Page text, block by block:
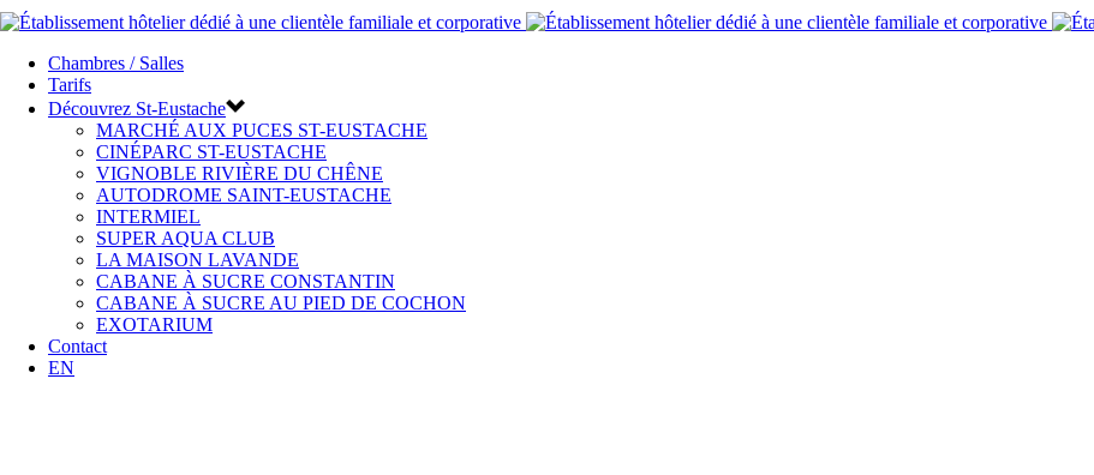
Chambres / Salles
Tarifs
Découvrez St-Eustache
MARCHÉ AUX PUCES ST-EUSTACHE
CINÉPARC ST-EUSTACHE
VIGNOBLE RIVIÈRE DU CHÊNE
AUTODROME SAINT-EUSTACHE
INTERMIEL
SUPER AQUA CLUB
LA MAISON LAVANDE
CABANE À SUCRE CONSTANTIN
CABANE À SUCRE AU PIED DE COCHON
EXOTARIUM
Contact
EN